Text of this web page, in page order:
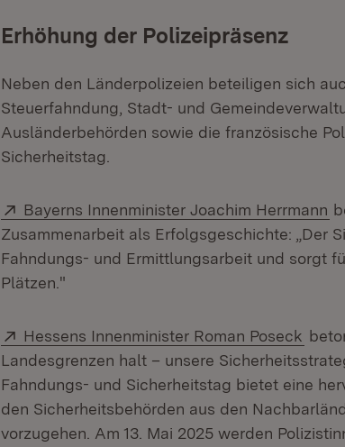
Erhöhung der Polizeipräsenz
Neben den Länderpolizeien beteiligen sich
Steuerfahndung, Stadt- und
Ausländerbehörden sowie die französische
Sicherheitstag.
Extern:
Bayerns Innenminister Joachim Herrmann
Zusammenarbeit als Erfolgsgeschichte: „Der
Fahndungs- und Ermittlungsarbeit und sorgt
Plätzen."
Extern:
Hessens Innenminister Roman Poseck
Landesgrenzen halt – unsere
Fahndungs- und Sicherheitstag bietet eine
den Sicherheitsbehörden aus den
vorzugehen. Am 13. Mai 2025 werden